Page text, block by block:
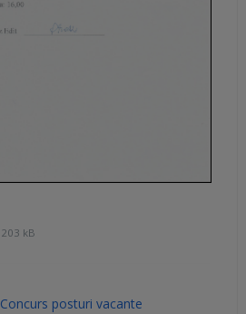
203 kB
Concurs posturi vacante